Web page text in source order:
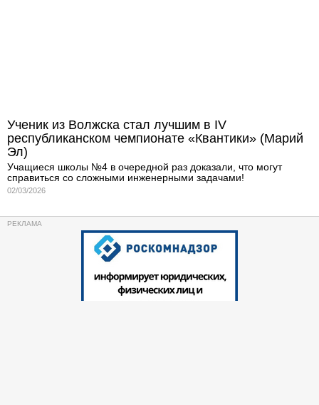
Ученик из Волжска стал лучшим в IV
республиканском чемпионате «Квантики» (Марий
Эл)
Учащиеся школы №4 в очередной раз доказали, что могут
справиться со сложными инженерными задачами!
02/03/2026